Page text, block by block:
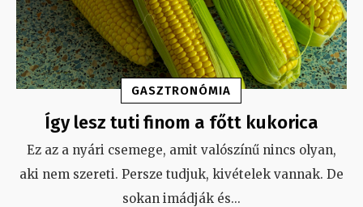
GASZTRONÓMIA
Így lesz tuti finom a főtt kukorica
Ez az a nyári csemege, amit valószínű nincs olyan,
aki nem szereti. Persze tudjuk, kivételek vannak. De
sokan imádják és...